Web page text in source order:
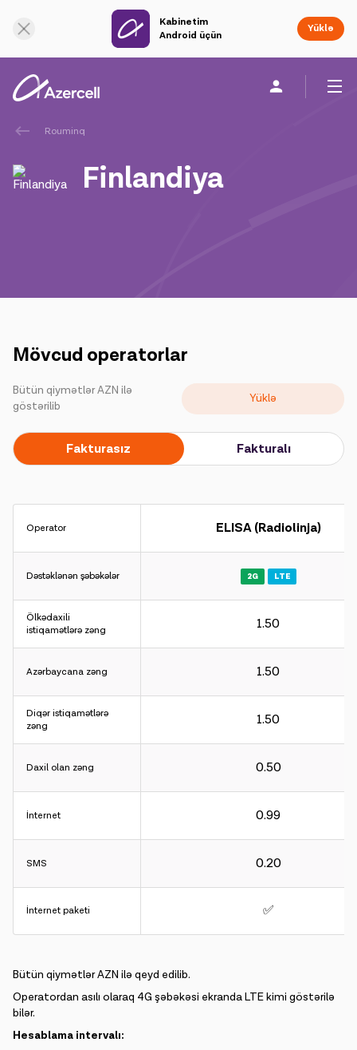
Kabinetim
Android üçün
Yüklə
Kampaniyalar
Dəstək
Dil Azərbaycan
Rouminq
Finlandiya
Mövcud operatorlar
Bütün qiymətlər AZN ilə
göstərilib
Fakturasız Fakturalı
Yüklə
Operator
Dəstəklənən şəbəkələr
Ölkədaxili
istiqamətlərə zəng
Azərbaycana zəng
Diqər istiqamətlərə
zəng
Daxil olan zəng
İnternet
SMS
İnternet paketi
ELISA (Radiolinja)
2G LTE
1.50
1.50
1.50
0.50
0.99
0.20
✅
Bütün qiymətlər AZN ilə qeyd edilib.
Operatordan asılı olaraq 4G şəbəkəsi ekranda LTE kimi göstərilə
bilər.
Hesablama intervalı:
Onlayn dəstək